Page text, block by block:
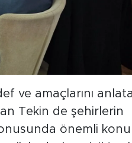
ve amaçlarını
Tekin de şehirlerin
önemli